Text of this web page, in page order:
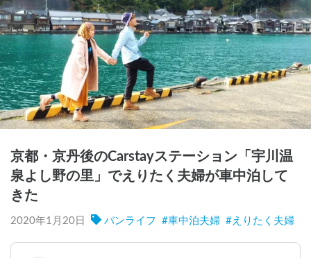
京都・京丹後のCarstayステーション「宇川温
泉よし野の里」でえりたく夫婦が車中泊して
きた
2020年1月20日 バンライフ #車中泊夫婦 #えりたく夫婦